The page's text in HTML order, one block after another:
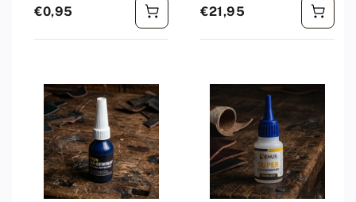
Regulärer Preis
€0,95 Regulärer Preis
€21,95